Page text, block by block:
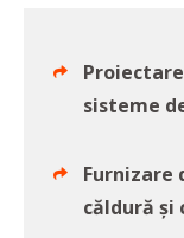
sisteme
Furnizare
căldură